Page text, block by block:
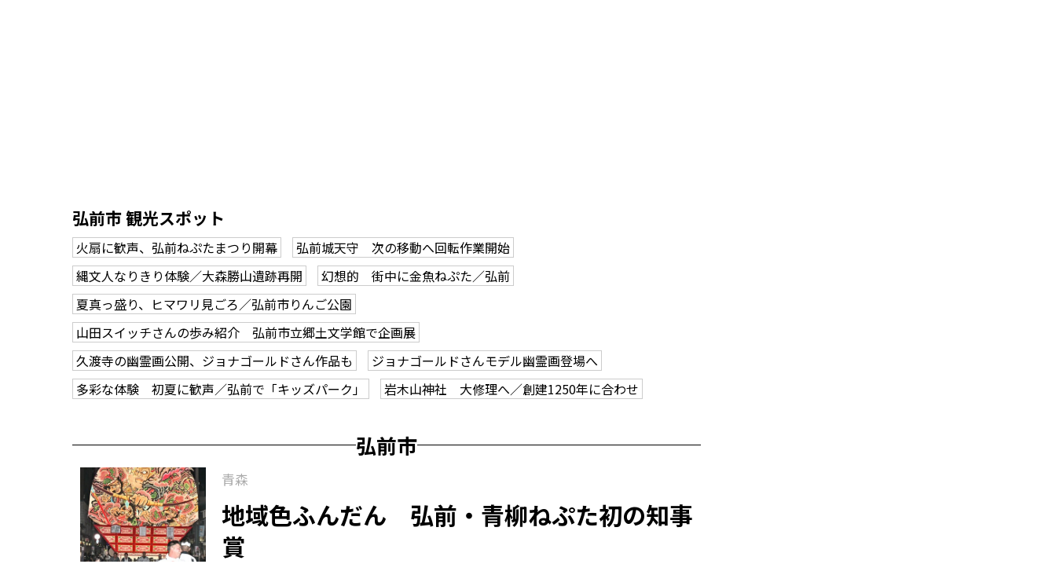
弘前市 観光スポット
火扇に歓声、弘前ねぷたまつり開幕
弘前城天守 次の移動へ回転作業開始
縄文人なりきり体験／大森勝山遺跡再開
幻想的 街中に金魚ねぷた／弘前
夏真っ盛り、ヒマワリ見ごろ／弘前市りんご公園
山田スイッチさんの歩み紹介 弘前市立郷土文学館で企画展
久渡寺の幽霊画公開、ジョナゴールドさん作品も
ジョナゴールドさんモデル幽霊画登場へ
多彩な体験 初夏に歓声／弘前で「キッズパーク」
岩木山神社 大修理へ／創建1250年に合わせ
弘前市
青森
地域色ふんだん 弘前・青柳ねぷた初の知事
賞